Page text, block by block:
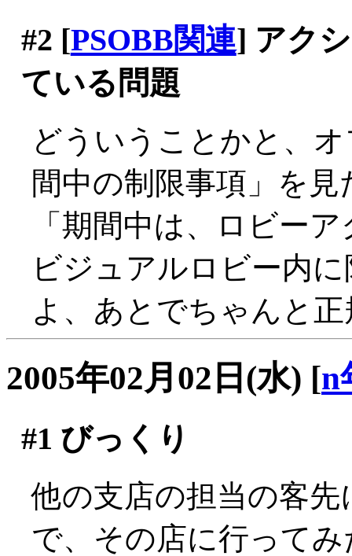
#2 [PSOBB関連] アク
ている問題
どういうことかと、
間中の制限事項」を見
「期間中は、ロビー
ビジュアルロビー内
よ、あとでちゃんと
2005年02月02日(水) [n
#1 びっくり
他の支店の担当の客
で、その店に行って